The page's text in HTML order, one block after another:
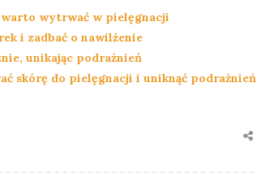
wytrwać w pielęgnacji
i zadbać o nawilżenie
unikając podrażnień
skórę do pielęgnacji i uniknąć podrażnień